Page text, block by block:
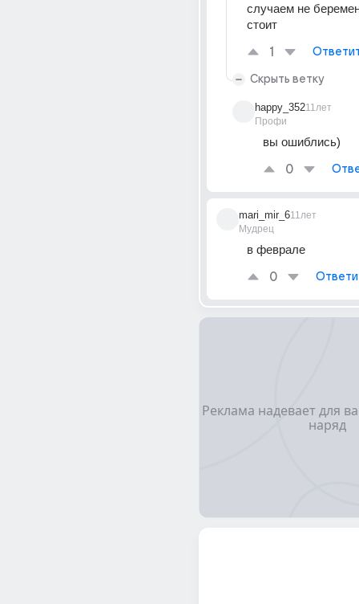
случаем не
стоит
1
Скрыть ветку
happy_352
Профи
11лет
вы ошиблись)
0
mari_mir_6
Мудрец
11лет
в феврале
0